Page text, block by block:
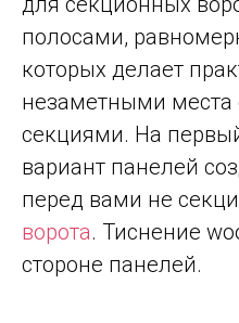
полосами,
которых делает
незаметными
секциями. На
вариант панелей
перед вами не
ворота. Тиснение
стороне панелей.